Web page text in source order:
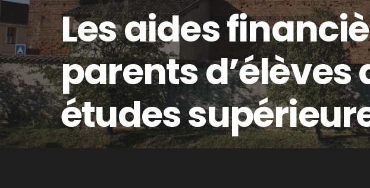
Les aides
parents
études